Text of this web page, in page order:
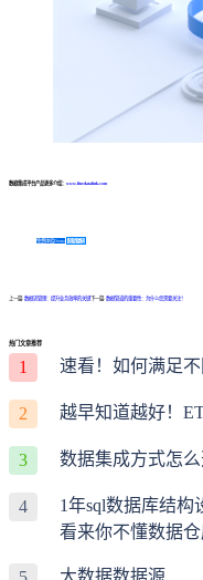
数据集成平台产品更多介绍： www.finedatalink.com
免费体验Demo 咨询方案
上一篇: 数据流管理：提升业务效率的关键下一篇: 数据管道的重要性：为什么您需要关注！
热门文章推荐
1 速看！如何满足
2 越早知道越好！
3 数据集成方式怎
4
1年sql数据库结构
看来你不懂数据
大数据数据源